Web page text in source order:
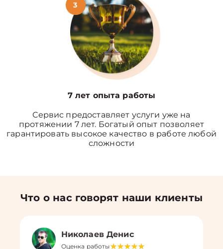
3
7 лет опыта работы
Сервис предоставляет услуги уже на
протяжении 7 лет. Богатый опыт позволяет
гарантировать высокое качество в работе любой
сложности
Что о нас говорят наши клиенты
Николаев Денис
Оценка работы